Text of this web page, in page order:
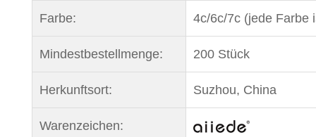
Farbe: 4c/6c/7c (jede Farbe
Mindestbestellmenge: 200 Stück
Herkunftsort: Suzhou, China
Warenzeichen: